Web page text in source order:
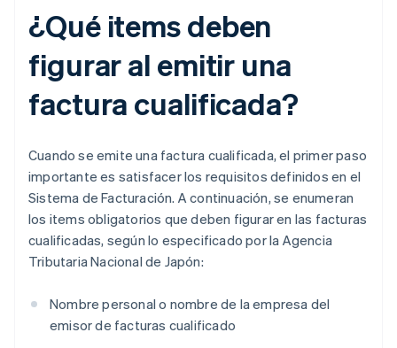
¿Qué items deben
figurar al emitir una
factura cualificada?
Cuando se emite una factura cualificada, el primer paso
importante es satisfacer los requisitos definidos en el
Sistema de Facturación. A continuación, se enumeran
los items obligatorios que deben figurar en las facturas
cualificadas, según lo especificado por la Agencia
Tributaria Nacional de Japón:
Nombre personal o nombre de la empresa del
emisor de facturas cualificado